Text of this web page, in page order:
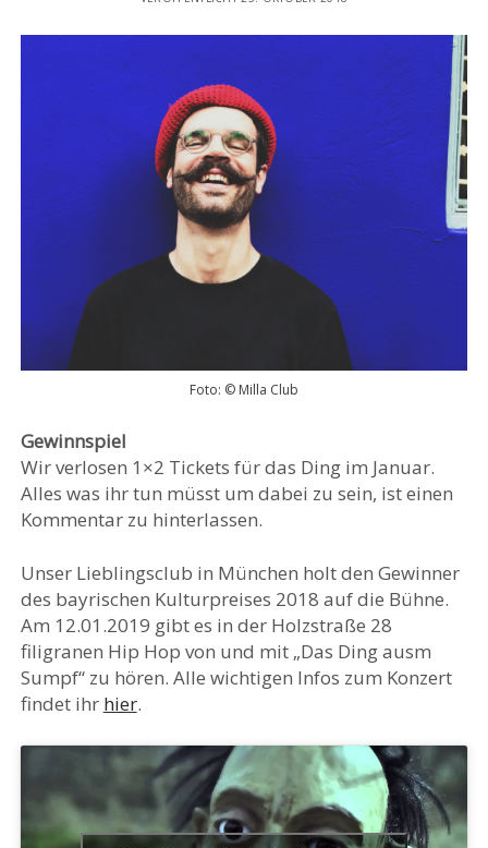
Foto: © Milla Club
Gewinnspiel
Wir verlosen 1×2 Tickets für das Ding im Januar.
Alles was ihr tun müsst um dabei zu sein, ist einen
Kommentar zu hinterlassen.
Unser Lieblingsclub in München holt den Gewinner
des bayrischen Kulturpreises 2018 auf die Bühne.
Am 12.01.2019 gibt es in der Holzstraße 28
filigranen Hip Hop von und mit „Das Ding ausm
Sumpf“ zu hören. Alle wichtigen Infos zum Konzert
findet ihr hier.